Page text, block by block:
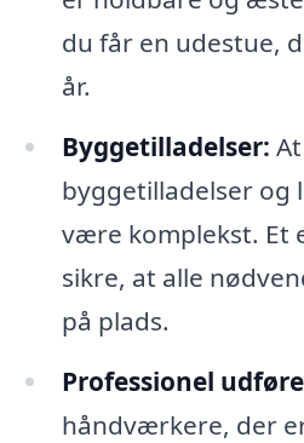
du får en udestue,
år.
Byggetilladelser:
byggetilladelser og
være komplekst. Et
sikre, at alle
på plads.
Professionel
håndværkere, der